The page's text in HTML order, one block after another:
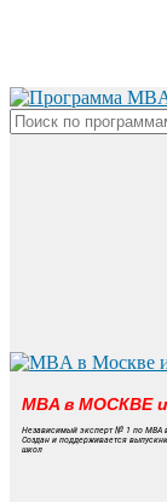
content
MBA в МОСКВЕ
Независимый эксперт № 1 по MBA
Создан и поддерживается
школ